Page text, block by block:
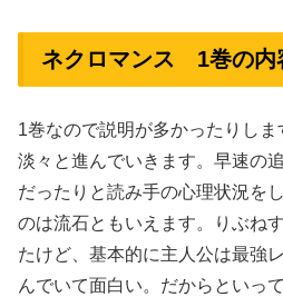
ネクロマンス 1巻の内
1巻なので説明が多かったりし
淡々と進んでいきます。早速の
だったりと読み手の心理状況を
のは流石ともいえます。りぶね
たけど、基本的に主人公は最強
んでいて面白い。だからといっ